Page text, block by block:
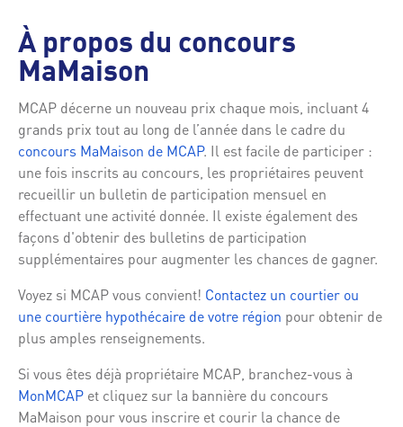
À propos du concours
MaMaison
MCAP décerne un nouveau prix chaque mois, incluant 4
grands prix tout au long de l’année dans le cadre du
concours MaMaison de MCAP. Il est facile de participer :
une fois inscrits au concours, les propriétaires peuvent
recueillir un bulletin de participation mensuel en
effectuant une activité donnée. Il existe également des
façons d'obtenir des bulletins de participation
supplémentaires pour augmenter les chances de gagner.
Voyez si MCAP vous convient! Contactez un courtier ou
une courtière hypothécaire de votre région pour obtenir de
plus amples renseignements.
Si vous êtes déjà propriétaire MCAP, branchez-vous à
MonMCAP et cliquez sur la bannière du concours
MaMaison pour vous inscrire et courir la chance de